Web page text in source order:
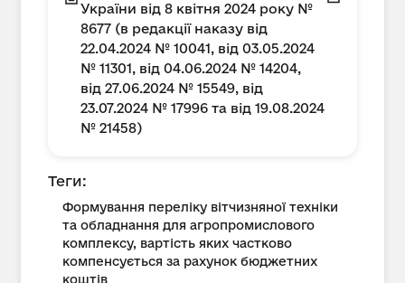
України від 8 квітня 2024 року №
8677 (в редакції наказу від
22.04.2024 № 10041, від 03.05.2024
№ 11301, від 04.06.2024 № 14204,
від 27.06.2024 № 15549, від
23.07.2024 № 17996 та від 19.08.2024
№ 21458)
Теги:
Формування переліку вітчизняної техніки
та обладнання для агропромислового
комплексу, вартість яких частково
компенсується за рахунок бюджетних
коштів